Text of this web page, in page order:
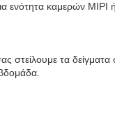
ενότητα καμερών MIPI
στείλουμε τα